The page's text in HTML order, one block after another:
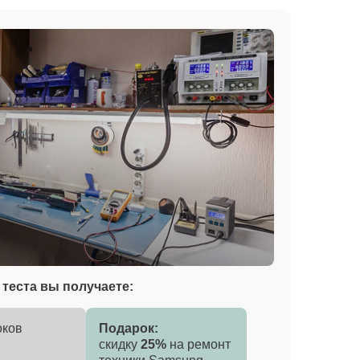
вы получаете:
Подарок:
скидку 25% на ремонт